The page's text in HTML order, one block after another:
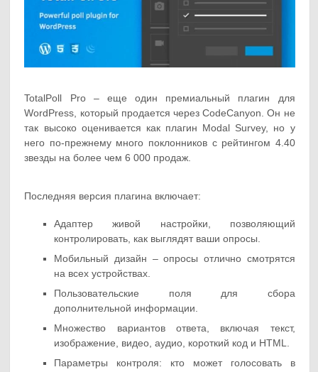
TotalPoll Pro – еще один премиальный плагин для
WordPress, который продается через CodeCanyon. Он не
так высоко оценивается как плагин Modal Survey, но у
него по-прежнему много поклонников с рейтингом 4.40
звезды на более чем 6 000 продаж.
Последняя версия плагина включает:
Адаптер живой настройки, позволяющий
контролировать, как выглядят ваши опросы.
Мобильный дизайн – опросы отлично смотрятся
на всех устройствах.
Пользовательские поля для сбора
дополнительной информации.
Множество вариантов ответа, включая текст,
изображение, видео, аудио, короткий код и HTML.
Параметры контроля: кто может голосовать в